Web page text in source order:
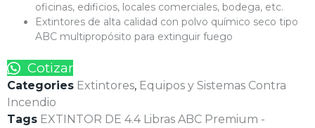
oficinas, edificios, locales comerciales, bodega, etc.
Extintores de alta calidad con polvo químico seco tipo
ABC multipropósito para extinguir fuego
Cotizar
Categories Extintores, Equipos y Sistemas Contra
Incendio
Tags EXTINTOR DE 4.4 Libras ABC Premium -